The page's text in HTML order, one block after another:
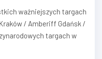
ważniejszych targach
/ Amberiff Gdańsk /
targach w